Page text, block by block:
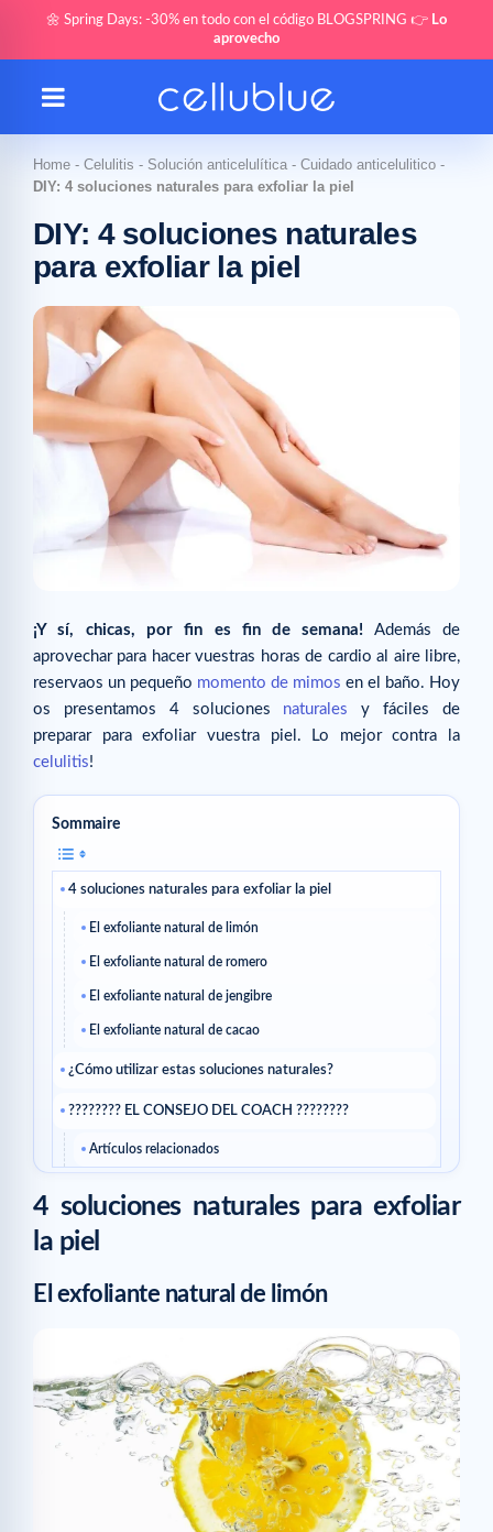
🌼 Spring Days: -30% en todo con el código BLOGSPRING 👉 Lo
aprovecho
Home - Celulitis - Solución anticelulítica - Cuidado anticelulitico -
DIY: 4 soluciones naturales para exfoliar la piel
DIY: 4 soluciones naturales
para exfoliar la piel
¡Y sí, chicas, por fin es fin de semana! Además de
aprovechar para hacer vuestras horas de cardio al aire libre,
reservaos un pequeño momento de mimos en el baño. Hoy
os presentamos 4 soluciones naturales y fáciles de
preparar para exfoliar vuestra piel. Lo mejor contra la
celulitis!
Sommaire
4 soluciones naturales para exfoliar la piel
El exfoliante natural de limón
El exfoliante natural de romero
El exfoliante natural de jengibre
El exfoliante natural de cacao
¿Cómo utilizar estas soluciones naturales?
???????? EL CONSEJO DEL COACH ????????
Artículos relacionados
4 soluciones naturales para exfoliar
la piel
El exfoliante natural de limón